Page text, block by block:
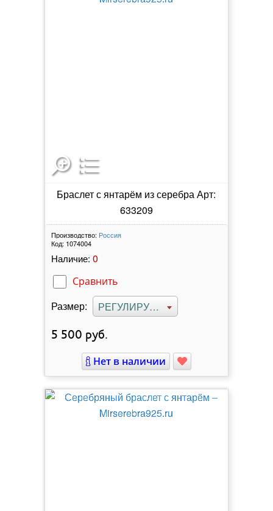
Браслет с янтарём из серебра Арт:
633209
Производство: Россия
Код: 1074004
Наличие: 0
Сравнить
Размер: РЕГУЛИРУЕМЫЙ
5 500 руб.
Нет в наличии